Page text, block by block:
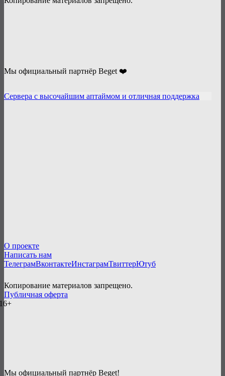
Мы официальный партнёр Beget ❤️
Сервера с высочайшим аптаймом и отличная поддержка
О проекте
Написать нам
ТелеграмВконтактеИнстаграмТвиттерЮтуб
Копирование материалов запрещено.
Публичная оферта
Мы официальный партнёр Beget!